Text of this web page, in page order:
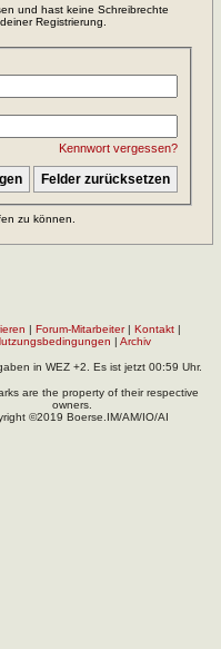
und hast keine Schreibrechte
Registrierung.
Kennwort vergessen?
zu können.
| Forum-Mitarbeiter| Kontakt|
| Archiv
in WEZ +2. Es ist jetzt 00:59 Uhr.
are the property of their respective
owners.
©2019 Boerse.IM/AM/IO/AI